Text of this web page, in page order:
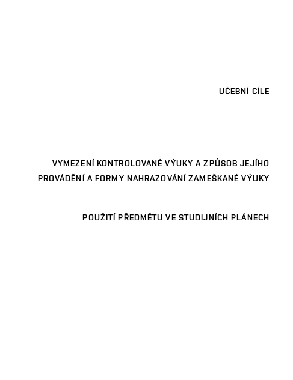
UČEBNÍ CÍLE
VYMEZENÍ KONTROLOVANÉ VÝUKY A ZPŮSOB JEJÍHO
PROVÁDĚNÍ A FORMY NAHRAZOVÁNÍ ZAMEŠKANÉ VÝUKY
POUŽITÍ PŘEDMĚTU VE STUDIJNÍCH PLÁNECH